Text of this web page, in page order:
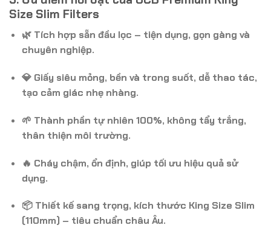
Size Slim Filters
🌿 Tích hợp sẵn đầu lọc – tiện dụng, gọn gàng và
chuyên nghiệp.
💎 Giấy siêu mỏng, bền và trong suốt, dễ thao tác,
tạo cảm giác nhẹ nhàng.
🌱 Thành phần tự nhiên 100%, không tẩy trắng,
thân thiện môi trường.
🔥 Cháy chậm, ổn định, giúp tối ưu hiệu quả sử
dụng.
📦 Thiết kế sang trọng, kích thước King Size Slim
(110mm) – tiêu chuẩn châu Âu.